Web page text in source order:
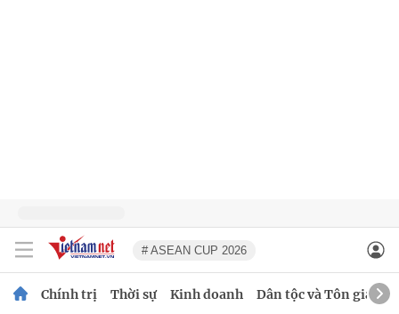
# ASEAN CUP 2026
Chính trị Thời sự Kinh doanh Dân tộc và Tôn giáo